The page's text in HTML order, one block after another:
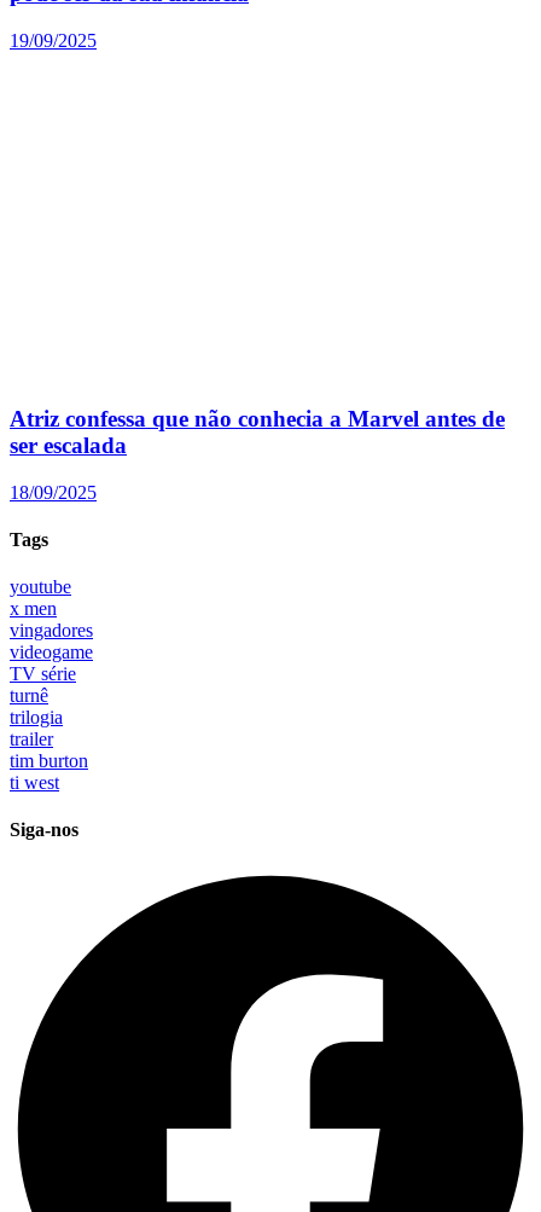
19/09/2025
Atriz confessa que não conhecia a Marvel antes de
ser escalada
18/09/2025
Tags
youtube
x men
vingadores
videogame
TV série
turnê
trilogia
trailer
tim burton
ti west
Siga-nos